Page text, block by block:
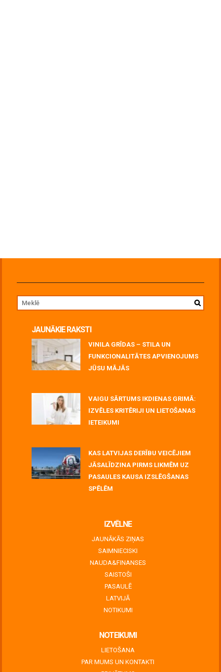
JAUNĀKIE RAKSTI
VINILA GRĪDAS – STILA UN
FUNKCIONALITĀTES APVIENOJUMS
JŪSU MĀJĀS
VAIGU SĀRTUMS IKDIENAS GRIMĀ:
IZVĒLES KRITĒRIJI UN LIETOŠANAS
IETEIKUMI
KAS LATVIJAS DERĪBU VEICĒJIEM
JĀSALĪDZINA PIRMS LIKMĒM UZ
PASAULES KAUSA IZSLĒGŠANAS
SPĒLĒM
IZVĒLNE
JAUNĀKĀS ZIŅAS
SAIMNIECISKI
NAUDA&FINANSES
SAISTOŠI
PASAULĒ
LATVIJĀ
NOTIKUMI
NOTEIKUMI
LIETOŠANA
PAR MUMS UN KONTAKTI